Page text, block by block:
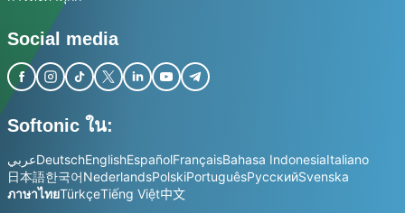
Social media
Softonic ใน:
عربيDeutschEnglishEspañolFrançaisBahasa IndonesiaItaliano
日本語한국어NederlandsPolskiPortuguêsРусскийSvenska
ภาษาไทยTürkçeTiếng Việt中文